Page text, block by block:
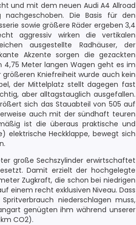
und mit dem neuen Audi A4 Allroad
Die Basis für den
sowie größere Räder ergeben 3,4
aggressiv wirken die vertikalen
ausgestellte Radhäuser, der
Akzente sorgen die gezackten
4,75 Meter langen Wagen geht es im
Kniefreiheit wurde auch kein
der Mittelplatz stellt dagegen fast
aber alltagstauglich ausgefallen.
sich das Stauabteil von 505 auf
auch mit der sündhaft teuren
ist die überaus praktische und
elektrische Heckklappe, bewegt sich
große Sechszylinder erwirtschaftet
Damit erzielt der hochgelegte
Zugkraft, die schon bei niedrigen
einem recht exklusiven Niveau. Dass
niederschlagen muss,
genügten ihm während unserer
CO2).